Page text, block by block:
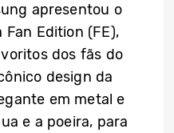
apresentou o
Fan Edition (FE),
dos fãs do
design da
em metal e
e a poeira, para